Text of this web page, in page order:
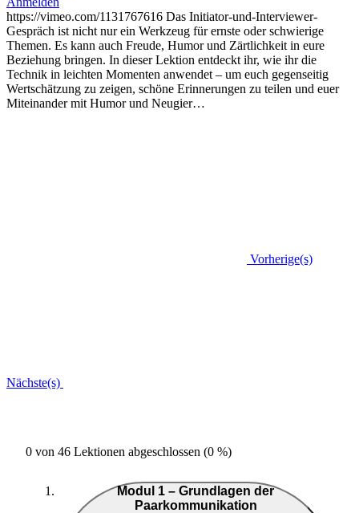
https://vimeo.com/1131767616 Das Initiator-und-Interviewer-
Gespräch ist nicht nur ein Werkzeug für ernste oder schwierige
Themen. Es kann auch Freude, Humor und Zärtlichkeit in eure
Beziehung bringen. In dieser Lektion entdeckt ihr, wie ihr die
Technik in leichten Momenten anwendet – um euch gegenseitig
Wertschätzung zu zeigen, schöne Erinnerungen zu teilen und euer
Miteinander mit Humor und Neugier…
Vorherige(s)
Nächste(s)
0 von 46 Lektionen abgeschlossen (0 %)
Modul 1 – Grundlagen der
Paarkommunikation